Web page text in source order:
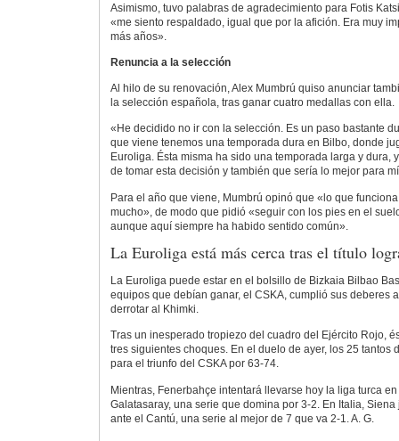
Asimismo, tuvo palabras de agradecimiento para Fotis
«me siento respaldado, igual que por la afición. Era muy
más años».
Renuncia a la selección
Al hilo de su renovación, Alex Mumbrú quiso anunciar
la selección española, tras ganar cuatro medallas con ella.
«He decidido no ir con la selección. Es un paso bastante
que viene tenemos una temporada dura en Bilbo, donde
Euroliga. Ésta misma ha sido una temporada larga y dura,
de tomar esta decisión y también que sería lo mejor para
Para el año que viene, Mumbrú opinó que «lo que
mucho», de modo que pidió «seguir con los pies en el
aunque aquí siempre ha habido sentido común».
La Euroliga está más cerca tras el título
La Euroliga puede estar en el bolsillo de Bizkaia Bilbao
equipos que debían ganar, el CSKA, cumplió sus deberes
derrotar al Khimki.
Tras un inesperado tropiezo del cuadro del Ejército Rojo,
tres siguientes choques. En el duelo de ayer, los 25 tantos
para el triunfo del CSKA por 63-74.
Mientras, Fenerbahçe intentará llevarse hoy la liga turca
Galatasaray, una serie que domina por 3-2. En Italia,
ante el Cantú, una serie al mejor de 7 que va 2-1. A. G.